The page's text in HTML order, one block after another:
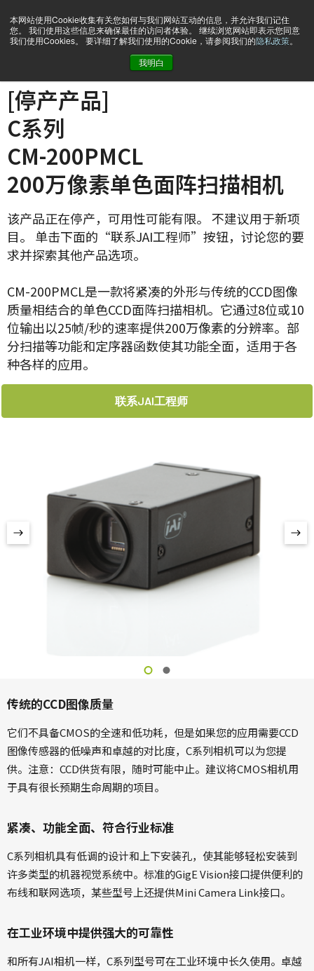
本网站使用Cookie收集有关您如何与我们网站互动的信息，并允许我们记住
您。 我们使用这些信息来确保最佳的访问者体验。 继续浏览网站即表示您同意
我们使用Cookies。 要详细了解我们使用的Cookie，请参阅我们的隐私政策。
我明白
[停产产品]
C系列
CM-200PMCL
200万像素单色面阵扫描相机
该产品正在停产，可用性可能有限。 不建议用于新项
目。 单击下面的“联系JAI工程师”按钮，讨论您的要
求并探索其他产品选项。
CM-200PMCL是一款将紧凑的外形与传统的CCD图像
质量相结合的单色CCD面阵扫描相机。它通过8位或10
位输出以25帧/秒的速率提供200万像素的分辨率。部
分扫描等功能和定序器函数使其功能全面，适用于各
种各样的应用。
联系JAI工程师
传统的CCD图像质量
它们不具备CMOS的全速和低功耗，但是如果您的应用需要CCD
图像传感器的低噪声和卓越的对比度，C系列相机可以为您提
供。注意：CCD供货有限，随时可能中止。建议将CMOS相机用
于具有很长预期生命周期的项目。
紧凑、功能全面、符合行业标准
C系列相机具有低调的设计和上下安装孔，使其能够轻松安装到
许多类型的机器视觉系统中。标准的GigE Vision接口提供便利的
布线和联网选项，某些型号上还提供Mini Camera Link接口。
在工业环境中提供强大的可靠性
和所有JAI相机一样，C系列型号可在工业环境中长久使用。卓越